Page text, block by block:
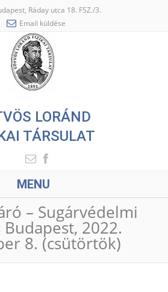
Ráday utca 18. FSZ./3.
Email küldése
LORÁND
TÁRSULAT
MENU
– Sugárvédelmi
2022.
8. (csütörtök)